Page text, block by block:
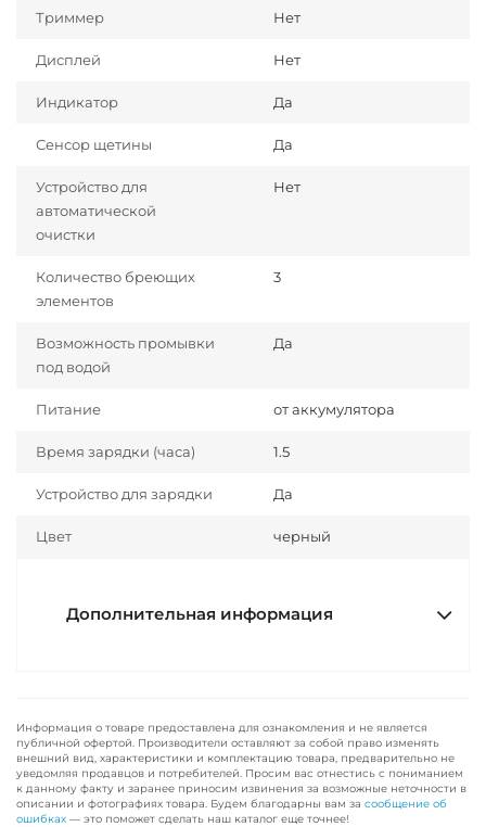
Триммер Нет
Дисплей Нет
Индикатор Да
Сенсор щетины Да
Устройство для
автоматической
очистки
Нет
Количество бреющих
элементов
3
Возможность промывки
под водой
Да
Питание от аккумулятора
Время зарядки (часа) 1.5
Устройство для зарядки Да
Цвет черный
Дополнительная информация
Информация о товаре предоставлена для ознакомления и не является
публичной офертой. Производители оставляют за собой право изменять
внешний вид, характеристики и комплектацию товара, предварительно не
уведомляя продавцов и потребителей. Просим вас отнестись с пониманием
к данному факту и заранее приносим извинения за возможные неточности в
описании и фотографиях товара. Будем благодарны вам за сообщение об
ошибках — это поможет сделать наш каталог еще точнее!